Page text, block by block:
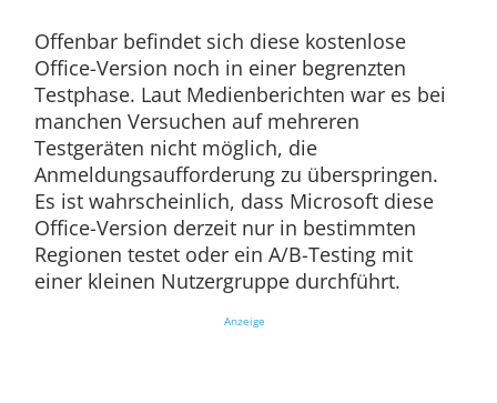
Offenbar befindet sich diese kostenlose
Office-Version noch in einer begrenzten
Testphase. Laut Medienberichten war es bei
manchen Versuchen auf mehreren
Testgeräten nicht möglich, die
Anmeldungsaufforderung zu überspringen.
Es ist wahrscheinlich, dass Microsoft diese
Office-Version derzeit nur in bestimmten
Regionen testet oder ein A/B-Testing mit
einer kleinen Nutzergruppe durchführt.
Anzeige